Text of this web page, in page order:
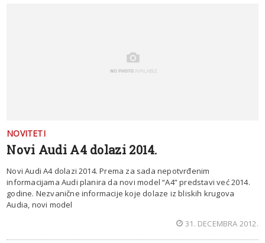
NOVITETI
Novi Audi A4 dolazi 2014.
Novi Audi A4 dolazi 2014. Prema za sada nepotvrđenim
informacijama Audi planira da novi model “A4” predstavi već 2014.
godine. Nezvanične informacije koje dolaze iz bliskih krugova
Audia, novi model
31. DECEMBRA 2012.